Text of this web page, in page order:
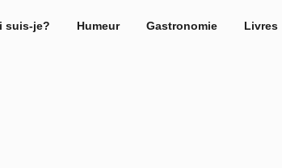
suis-je? Humeur Gastronomie Livres